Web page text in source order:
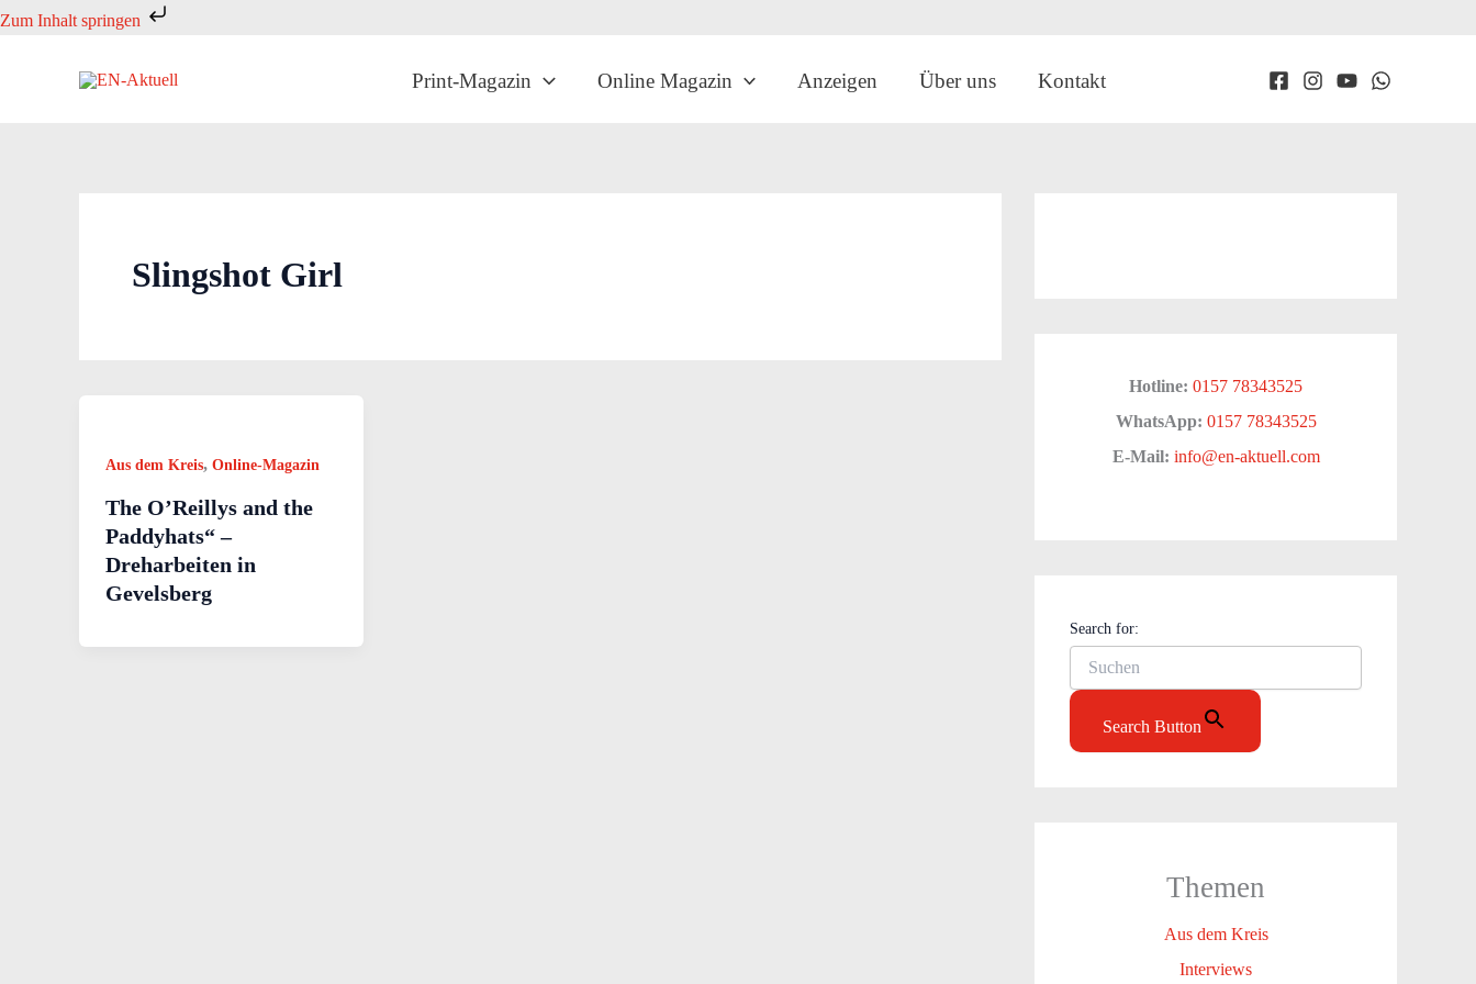
Zum Inhalt springen
Zum
Print-Magazin Online Magazin Anzeigen Über uns Kontakt
Slingshot Girl
Aus dem Kreis, Online-Magazin
The O’Reillys and the
Paddyhats“ –
Dreharbeiten in
Gevelsberg
Hotline: 0157 78343525
WhatsApp: 0157 78343525
E-Mail: info@en-aktuell.com
Search for:
Search Button
Themen
Aus dem Kreis
Interviews